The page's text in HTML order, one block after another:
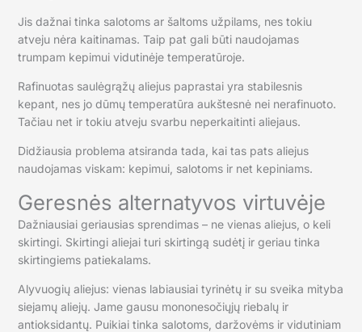
Jis dažnai tinka salotoms ar šaltoms užpilams, nes tokiu
atveju nėra kaitinamas. Taip pat gali būti naudojamas
trumpam kepimui vidutinėje temperatūroje.
Rafinuotas saulėgrąžų aliejus paprastai yra stabilesnis
kepant, nes jo dūmų temperatūra aukštesnė nei nerafinuoto.
Tačiau net ir tokiu atveju svarbu neperkaitinti aliejaus.
Didžiausia problema atsiranda tada, kai tas pats aliejus
naudojamas viskam: kepimui, salotoms ir net kepiniams.
Geresnės alternatyvos virtuvėje
Dažniausiai geriausias sprendimas – ne vienas aliejus, o keli
skirtingi. Skirtingi aliejai turi skirtingą sudėtį ir geriau tinka
skirtingiems patiekalams.
Alyvuogių aliejus: vienas labiausiai tyrinėtų ir su sveika mityba
siejamų aliejų. Jame gausu mononesočiųjų riebalų ir
antioksidantų. Puikiai tinka salotoms, daržovėms ir vidutiniam